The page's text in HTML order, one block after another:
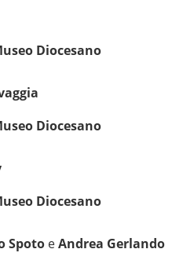
Diocesano
Diocesano
Diocesano
Spoto eAndrea Gerlando